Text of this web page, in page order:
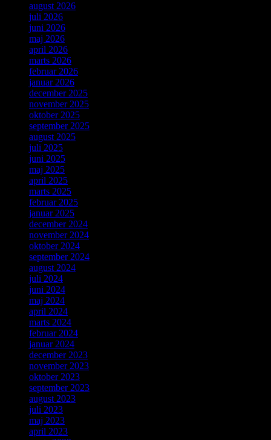
august 2026
juli 2026
juni 2026
maj 2026
april 2026
marts 2026
februar 2026
januar 2026
december 2025
november 2025
oktober 2025
september 2025
august 2025
juli 2025
juni 2025
maj 2025
april 2025
marts 2025
februar 2025
januar 2025
december 2024
november 2024
oktober 2024
september 2024
august 2024
juli 2024
juni 2024
maj 2024
april 2024
marts 2024
februar 2024
januar 2024
december 2023
november 2023
oktober 2023
september 2023
august 2023
juli 2023
maj 2023
april 2023